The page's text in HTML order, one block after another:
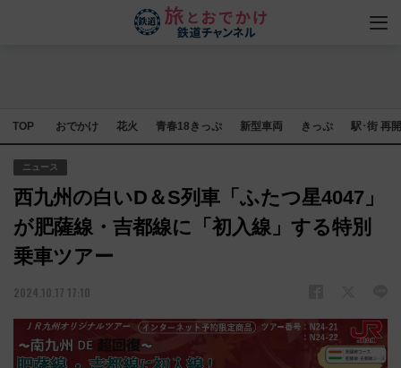
TOP おでかけ 花火 青春18きっぷ 新型車両 きっぷ 駅･街 再
ニュース
西九州の白いD＆S列車「ふたつ星4047」
が肥薩線・吉都線に「初入線」する特別
乗車ツアー
2024.10.17 17:10